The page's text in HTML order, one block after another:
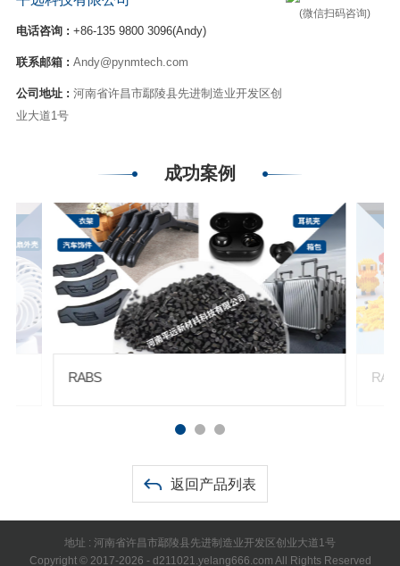
电话咨询 : +86-135 9800 3096(Andy)
联系邮箱 : Andy@pynmtech.com
公司地址 : 河南省许昌市鄢陵县先进制造业开发区创
业大道1号
(微信扫码咨询)
成功案例
RABS
返回产品列表
地址 : 河南省许昌市鄢陵县先进制造业开发区创业大道1号
Copyright © 2017-2026 - d211021.yelang666.com All Rights Reserved